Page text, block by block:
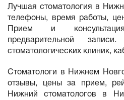
Лучшая стоматология в
телефоны, время работы,
Прием и
предварительной
стоматологических клиник,
Стоматологи в Нижнем
отзывы, цены за прием,
Нижний стоматологов в